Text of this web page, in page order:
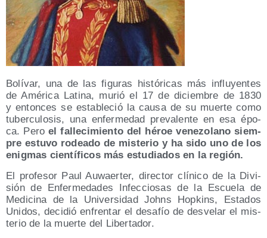
Bolí­var, una de las figu­ras his­tó­ri­cas más influ­yen­tes
de Amé­ri­ca Lati­na, murió el 17 de diciem­bre de 1830
y enton­ces se esta­ble­ció la cau­sa de su muer­te como
tubercu­losis, una enfer­me­dad pre­va­len­te en esa épo­
ca. Peroel falle­ci­mien­to del héroe vene­zo­lano siem­
pre estu­vo rodea­do de mis­te­rio y ha sido uno de los
enig­mas cien­tí­fi­cos más estu­dia­dos en la región.
El pro­fe­sor Paul Auwaer­ter, direc­tor clí­ni­co de la Divi­
sión de Enfer­me­da­des Infec­cio­sas de la Escue­la de
Medi­ci­na de la Uni­ver­si­dad Johns Hop­kins, Esta­dos
Uni­dos, deci­dió enfren­tar el desa­fío de des­ve­lar el mis­
te­rio de la muer­te del Libertador.